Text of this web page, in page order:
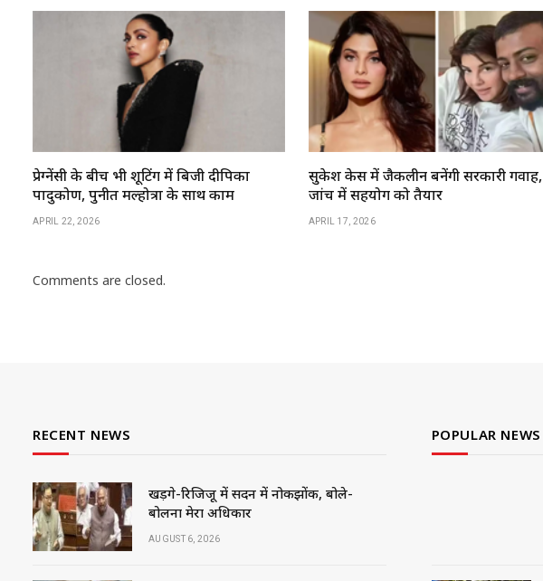
प्रेग्नेंसी के बीच भी शूटिंग में बिजी दीपिका
पादुकोण, पुनीत मल्होत्रा के साथ काम
APRIL 22, 2026
सुकेश केस में जैकलीन बनेंगी सरकारी गवाह,
जांच में सहयोग को तैयार
APRIL 17, 2026
Comments are closed.
RECENT NEWS
खड़गे-रिजिजू में सदन में नोकझोंक, बोले-
बोलना मेरा अधिकार
AUGUST 6, 2026
POPULAR NEWS